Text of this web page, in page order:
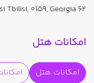
62 Davit Aghmashenebeli Alley T'bilisi Tbilisi, 0159, Georgia
امکانات هتل
امکانات هتل